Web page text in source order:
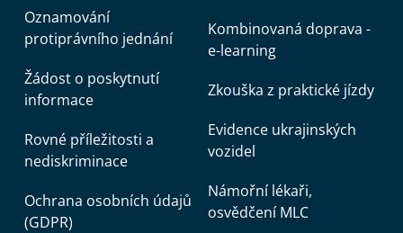
Oznamování
protiprávního jednání
Žádost o poskytnutí
informace
Rovné příležitosti a
nediskriminace
Ochrana osobních údajů
(GDPR)
Kombinovaná doprava -
e-learning
Zkouška z praktické jízdy
Evidence ukrajinských
vozidel
Námořní lékaři,
osvědčení MLC